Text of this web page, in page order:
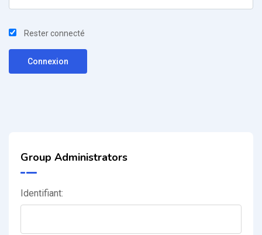
Rester connecté
Connexion
Group Administrators
Identifiant: